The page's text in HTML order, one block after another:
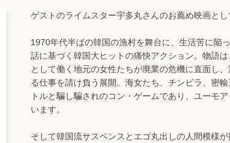
ゲストのライムスター宇多丸さんのお薦め映画とし
1970年代半ばの韓国の漁村を舞台に、生活苦に陥
話に基づく韓国大ヒットの痛快アクション。物語
として働く地元の女性たちが廃業の危機に直面し
る仕事を請け負う展開。海女たち、チンピラ、密
トルと騙し騙されのコン・ゲームであり、ユーモ
います。
そして韓国流サスペンスとエゴ丸出しの人間模様